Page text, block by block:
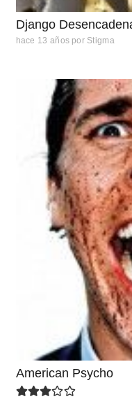
Django
hace 13 años por Stigma
American Psycho